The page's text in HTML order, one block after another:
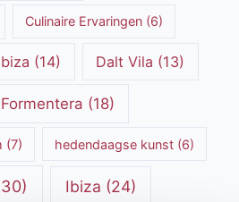
Culinaire Ervaringen(6)
(14) Dalt Vila (13)
Formentera (18)
(7) hedendaagse kunst(6)
Ibiza (24)